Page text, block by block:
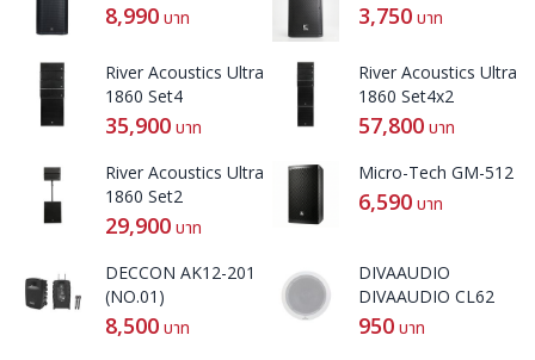
8,990 บาท 3,750 บาท
River Acoustics Ultra
1860 Set4
35,900 บาท
River Acoustics Ultra
1860 Set4x2
57,800 บาท
River Acoustics Ultra
1860 Set2
29,900 บาท
Micro-Tech GM-512
6,590 บาท
DECCON AK12-201
(NO.01)
8,500 บาท
DIVAAUDIO
DIVAAUDIO CL62
950 บาท